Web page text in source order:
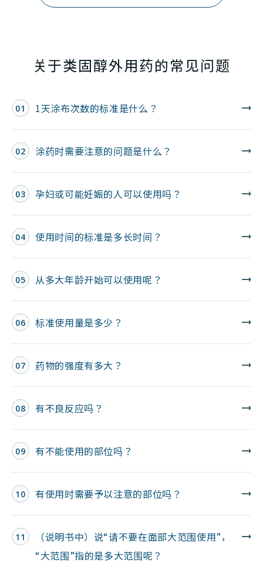
关于类固醇外用药的常见问题
01 1天涂布次数的标准是什么？
02 涂药时需要注意的问题是什么？
03 孕妇或可能妊娠的人可以使用吗？
04 使用时间的标准是多长时间？
05 从多大年龄开始可以使用呢？
06 标准使用量是多少？
07 药物的强度有多大？
08 有不良反应吗？
09 有不能使用的部位吗？
10 有使用时需要予以注意的部位吗？
11
（说明书中）说“请不要在面部大范围使用”，
“大范围”指的是多大范围呢？